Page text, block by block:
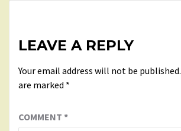
LEAVE A REPLY
Your email address will not be published.
are marked *
COMMENT *